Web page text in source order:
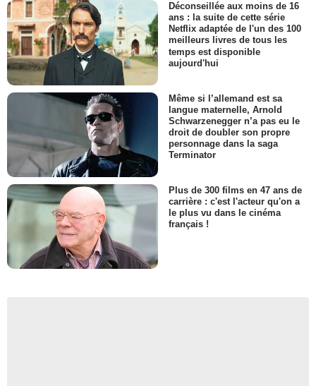
Déconseillée aux moins de 16
ans : la suite de cette série
Netflix adaptée de l'un des 100
meilleurs livres de tous les
temps est disponible
aujourd'hui
Même si l’allemand est sa
langue maternelle, Arnold
Schwarzenegger n’a pas eu le
droit de doubler son propre
personnage dans la saga
Terminator
Plus de 300 films en 47 ans de
carrière : c'est l'acteur qu'on a
le plus vu dans le cinéma
français !